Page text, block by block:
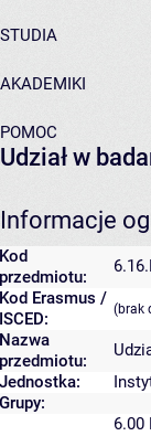
STUDIA
AKADEMIKI
POMOC
Udział w
Informacje
Kod
przedmiotu:
Kod Erasmus /
ISCED:
(brak
Nazwa
przedmiotu:
Jednostka:
Grupy:
6.00